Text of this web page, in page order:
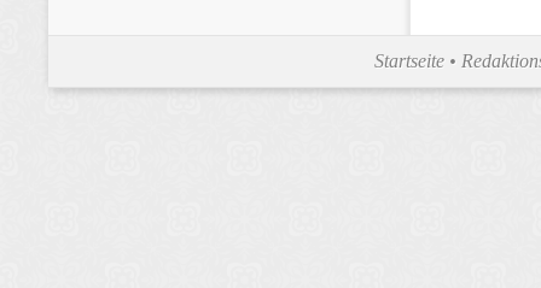
Startseite •